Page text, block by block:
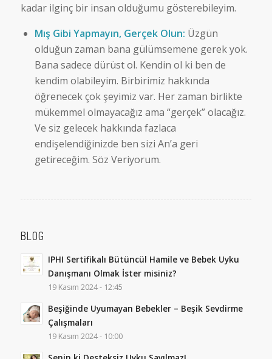
kadar ilginç bir insan olduğumu gösterebileyim.
Mış Gibi Yapmayın, Gerçek Olun: Üzgün ​​
olduğun zaman bana gülümsemene gerek yok.
Bana sadece dürüst ol. Kendin ol ki ben de
kendim olabileyim. Birbirimiz hakkında
öğrenecek çok şeyimiz var. Her zaman birlikte
mükemmel olmayacağız ama “gerçek” olacağız.
Ve siz gelecek hakkında fazlaca
endişelendiğinizde ben sizi An’a geri
getireceğim. Söz Veriyorum.
BLOG
IPHI Sertifikalı Bütüncül Hamile ve Bebek Uyku
Danışmanı Olmak İster misiniz?
19 Kasım 2024 - 12:45
Beşiğinde Uyumayan Bebekler – Beşik Sevdirme
Çalışmaları
19 Kasım 2024 - 10:00